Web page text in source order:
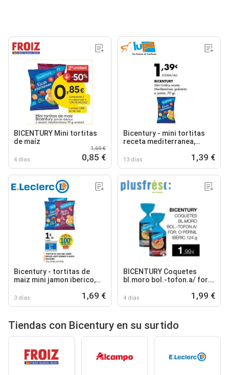
BICENTURY Mini tortitas
de maíz
4 días
1,69 €
0,85 €
Bicentury - mini tortitas
receta mediterranea,
13 días 1,39 €
Bicentury - tortitas de
maiz mini jamon iberico,
3 días 1,69 €
BICENTURY Coquetes
bl.moro bol.-tofon.a/ for.
4 días 1,99 €
Tiendas con Bicentury en su surtido